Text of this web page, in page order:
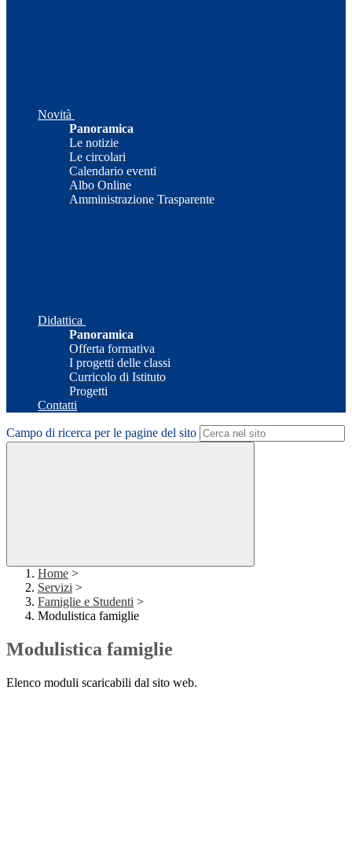
Novità
Panoramica
Le notizie
Le circolari
Calendario eventi
Albo Online
Amministrazione Trasparente
Didattica
Panoramica
Offerta formativa
I progetti delle classi
Curricolo di Istituto
Progetti
Contatti
Campo di ricerca per le pagine del sito
Home >
Servizi >
Famiglie e Studenti >
Modulistica famiglie
Modulistica famiglie
Elenco moduli scaricabili dal sito web.